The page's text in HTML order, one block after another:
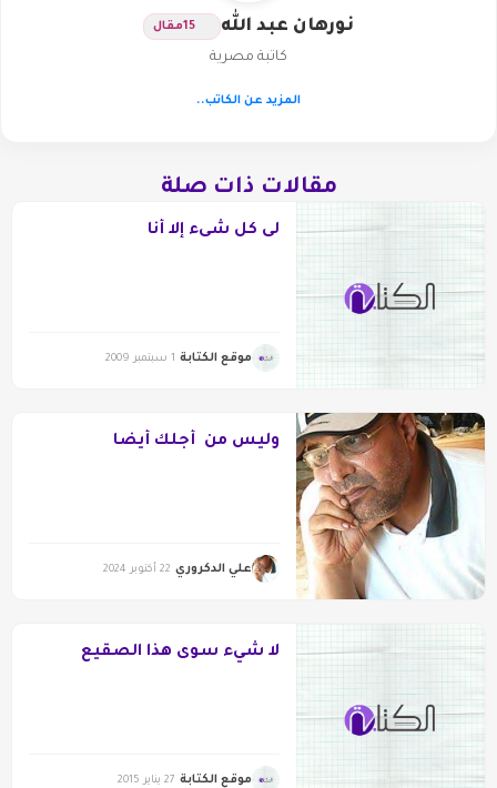
نورهان عبد الله 15مقال
كاتبة مصرية
المزيد عن الكاتب..
مقالات ذات صلة
لى كل شىء إلا أنا
موقع الكتابة 1 سبتمبر 2009
وليس من أجلك أيضا
علي الدكروري 22 أكتوبر 2024
لا شيء سوى هذا الصقيع
موقع الكتابة 27 يناير 2015